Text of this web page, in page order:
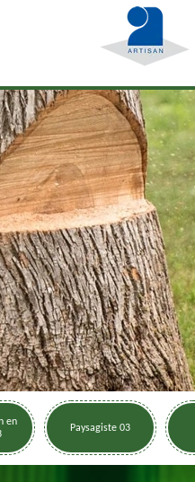
en
Paysagiste 03